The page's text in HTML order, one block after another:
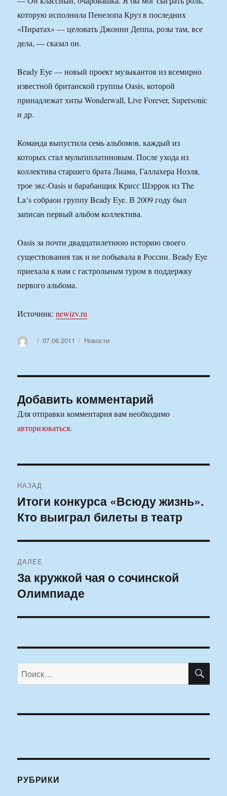
которую исполнила Пенелопа Круз в последних
«Пиратах» — целовать Джонни Деппа, розы там, все
дела, — сказал он.
Beady Eye — новый проект музыкантов из всемирно
известной британской группы Oasis, которой
принадлежат хиты Wonderwall, Live Forever, Supersoniс
и др.
Команда выпустила семь альбомов, каждый из
которых стал мультиплатиновым. После ухода из
коллектива старшего брата Лиама, Галлахера Ноэля,
трое экс-Oasis и барабанщик Крисс Шэррок из The
La‘s собраои группу Beady Eye. В 2009 году был
записан первый альбом коллектива.
Oasis за почти двадцатилетнюю историю своего
существования так и не побывала в России. Beady Eye
приехала к нам с гастрольным туром в поддержку
первого альбома.
Источник:newizv.ru
АвторОпубликовано
07.06.2011 Рубрики
Новости
Добавить комментарий
Для отправки комментария вам необходимо
авторизоваться.
по
записям
НАЗАД
Предыдущая
запись:
Итоги конкурса «Всюду жизнь».
Кто выиграл билеты в театр
ДАЛЕЕ
Следующая
запись:
За кружкой чая о сочинской
Олимпиаде
Искать:
РУБРИКИ